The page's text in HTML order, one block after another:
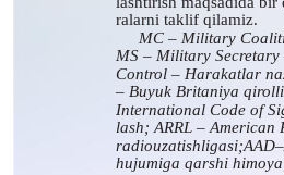
ralarni taklif qilamiz.
MC­ –­ Military­
MS – Military
Control – Harakatlar
– Buyuk Britaniya
International Code of
lash; ARRL – American
hujumiga qarshi